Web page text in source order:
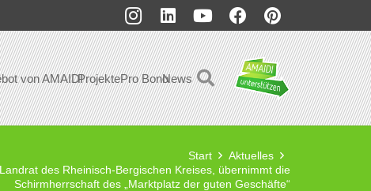
von AMAIDIProjektePro BonoNews
Start
Aktuelles
des Rheinisch-Bergischen Kreises, übernimmt die
Schirmherrschaft des „Marktplatz der guten Geschäfte“